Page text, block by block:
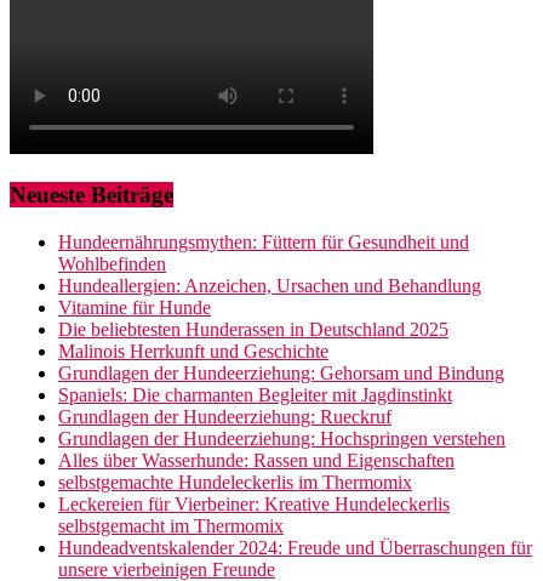
Neueste Beiträge
Hundeernährungsmythen: Füttern für Gesundheit und
Wohlbefinden
Hundeallergien: Anzeichen, Ursachen und Behandlung
Vitamine für Hunde
Die beliebtesten Hunderassen in Deutschland 2025
Malinois Herrkunft und Geschichte
Grundlagen der Hundeerziehung: Gehorsam und Bindung
Spaniels: Die charmanten Begleiter mit Jagdinstinkt
Grundlagen der Hundeerziehung: Rueckruf
Grundlagen der Hundeerziehung: Hochspringen verstehen
Alles über Wasserhunde: Rassen und Eigenschaften
selbstgemachte Hundeleckerlis im Thermomix
Leckereien für Vierbeiner: Kreative Hundeleckerlis
selbstgemacht im Thermomix
Hundeadventskalender 2024: Freude und Überraschungen für
unsere vierbeinigen Freunde